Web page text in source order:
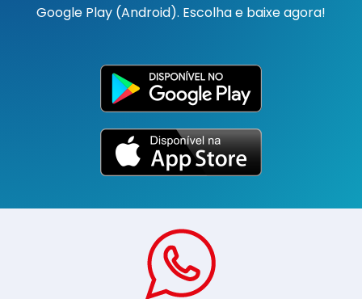
Google Play (Android). Escolha e baixe agora!